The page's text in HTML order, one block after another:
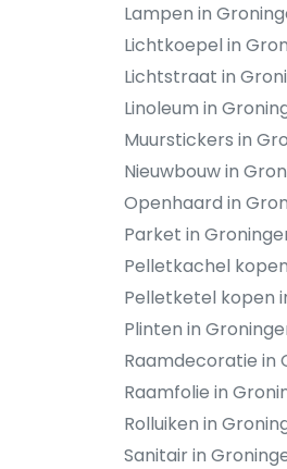
Lampen in
Lichtkoepel in
Lichtstraat in
Linoleum in
Muurstickers in
Nieuwbouw in
Openhaard in
Parket in
Pelletkachel
Pelletketel kopen
Plinten in
Raamdecoratie in
Raamfolie in
Rolluiken in
Sanitair in